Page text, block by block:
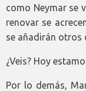
como Neymar se
renovar se
se añadirán otros
¿Veis? Hoy
Por lo demás,